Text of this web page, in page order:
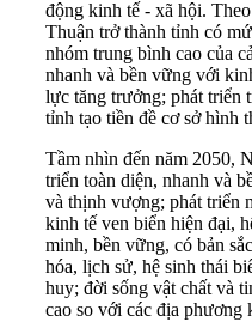
động kinh tế - xã hội.
Thuận trở thành tỉnh có
nhóm trung bình cao của
nhanh và bền vững với
lực tăng trưởng; phát triển
tỉnh tạo tiền đề cơ sở hình
Tầm nhìn đến năm 2050,
triển toàn diện, nhanh và
và thịnh vượng; phát triển
kinh tế ven biển hiện đại,
minh, bền vững, có bản
hóa, lịch sử, hệ sinh thái
huy; đời sống vật chất và
cao so với các địa phương